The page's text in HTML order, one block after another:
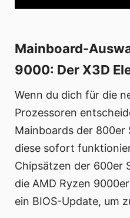
Mainboard-
9000: Der X3D
Wenn du dich für die
Prozessoren
Mainboards der 800er
diese sofort
Chipsätzen der 600er
die AMD Ryzen
ein BIOS-Update, um